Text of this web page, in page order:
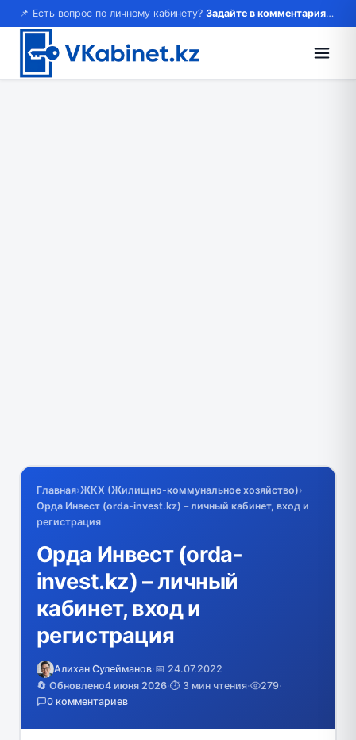
📌 Есть вопрос по личному кабинету? Задайте в комментариях — ответим!
Главная›ЖКХ (Жилищно-коммунальное хозяйство)›
Орда Инвест (orda-invest.kz) – личный кабинет, вход и
регистрация
Орда Инвест (orda-
invest.kz) – личный
кабинет, вход и
регистрация
Алихан Сулейманов·📅 24.07.2022
🔄 Обновлено4 июня 2026·⏱️ 3 мин чтения· 279·
0 комментариев